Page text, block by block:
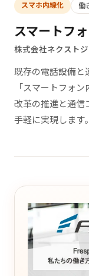
スマホ内線化 働
スマートフ
株式会社ネクスト
既存の電話設備と
「スマートフォ
改革の推進と通信
手軽に実現します。